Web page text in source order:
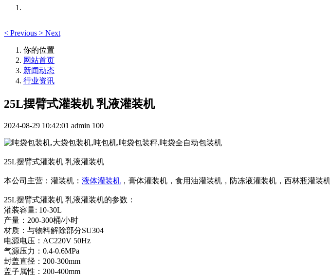
< Previous > Next
你的位置
网站首页
新闻动态
行业资讯
25L摆臂式灌装机 乳液灌装机
2024-08-29 10:42:01 admin 100
25L摆臂式灌装机 乳液灌装机
本公司主营：灌装机： 液体灌装机 ，膏体灌装机，食用油灌装机，防冻液灌装机，西林瓶灌装
25L摆臂式灌装机 乳液灌装机的参数：
灌装容量: 10-30L
产量：200-300桶/小时
材质：与物料解除部分SU304
电源电压：AC220V 50Hz
气源压力：0.4-0.6MPa
封盖直径：200-300mm
盖子属性：200-400mm